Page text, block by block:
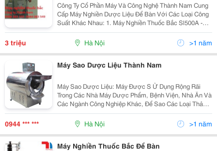
Công Ty Cổ Phần Máy Và Công Nghệ Thành Nam Cung
Cấp Máy Nghiền Dược Liệu Để Bàn Với Các Loại Công
Suất Khác Nhau: 1. Máy Nghiền Thuốc Bắc Sl500A -
Sản Lượng: 500G/Lần - Điện Áp: 220V - Công Suất:
3 triệu Hà Nội >1 năm
Máy Sao Dược Liệu Thành Nam
Máy Sao Dược Liệu: Máy Được S Ử Dụng Rộng Rãi
Trong Các Nhà Máy Dược Phẩm, Bệnh Viện, Nhà Ăn Và
Các Ngành Công Nghiệp Khác, Để Sao Các Loại Thảo
Mộc Truyền Thống Và Các Sản Phẩm Chăm Sóc Sức
Khỏe. Các Sản Phẩm Qua Quá Trình Sao Cho Màu Sắc
Tươi Và Tí
0944 *** *** Hà Nội >1 năm
Máy Nghiền Thuốc Bắc Để Bàn